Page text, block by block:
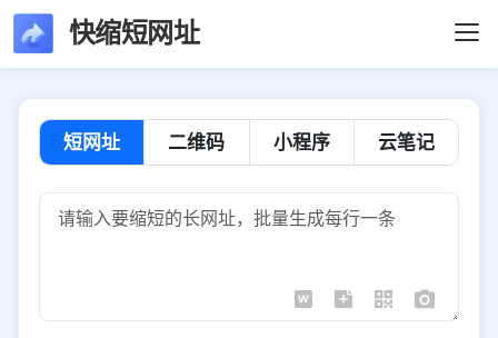
快缩短网址
短网址 二维码 小程序 云笔记